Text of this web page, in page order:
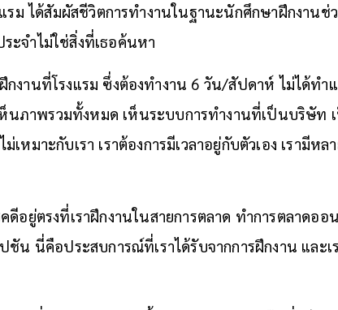
แรม ได้สัมผัสชีวิตการทำงานในฐานะนักศึกษาฝึกงานช่
ะจำไม่ใช่สิ่งที่เธอค้นหา
งานที่โรงแรม ซึ่งต้องทำงาน 6 วัน/สัปดาห์ ไม่ได้ทำ
ห็นภาพรวมทั้งหมด เห็นระบบการทำงานที่เป็นบริษัท
หมาะกับเรา เราต้องการมีเวลาอยู่กับตัวเอง เรามีหล
ดีอยู่ตรงที่เราฝึกงานในสายการตลาด ทำการตลาดออ
น นี่คือประสบการณ์ที่เราได้รับจากการฝึกงาน และเ